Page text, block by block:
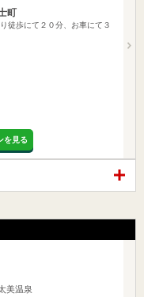
町
徒歩にて２０分、お車にて３
を見る
美温泉